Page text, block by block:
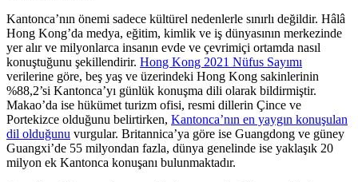
Kantonca’nın önemi sadece kültürel nedenlerle sınırlı değildir. Hâlâ
Hong Kong’da medya, eğitim, kimlik ve iş dünyasının merkezinde
yer alır ve milyonlarca insanın evde ve çevrimiçi ortamda nasıl
konuştuğunu şekillendirir. Hong Kong 2021 Nüfus Sayımı
verilerine göre, beş yaş ve üzerindeki Hong Kong sakinlerinin
%88,2’si Kantonca’yı günlük konuşma dili olarak bildirmiştir.
Makao’da ise hükümet turizm ofisi, resmi dillerin Çince ve
Portekizce olduğunu belirtirken, Kantonca’nın en yaygın konuşulan
dil olduğunu vurgular. Britannica’ya göre ise Guangdong ve güney
Guangxi’de 55 milyondan fazla, dünya genelinde ise yaklaşık 20
milyon ek Kantonca konuşanı bulunmaktadır.